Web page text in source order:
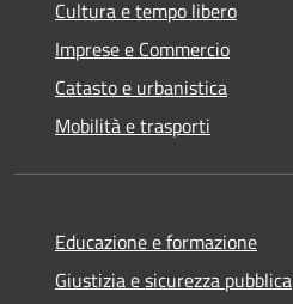
Cultura e tempo libero
Imprese e Commercio
Catasto e urbanistica
Mobilità e trasporti
Educazione e formazione
Giustizia e sicurezza pubblica